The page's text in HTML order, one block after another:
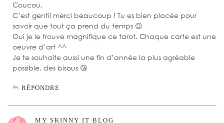
Coucou,
C’est gentil merci beaucoup ! Tu es bien placée pour
savoir que tout ça prend du temps 😉
Oui je le trouve magnifique ce tarot. Chaque carte est une
oeuvre d’art ^^
Je te souhaite aussi une fin d’année la plus agréable
possible, des bisous 😘
RÉPONDRE
MY SKINNY IT BLOG